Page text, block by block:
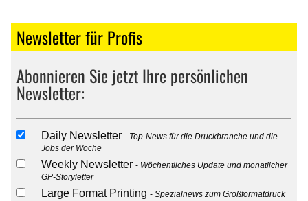
Newsletter für Profis
Abonnieren Sie jetzt Ihre persönlichen
Newsletter:
Daily Newsletter
Top-News für die Druckbranche und die
Jobs der Woche
Weekly Newsletter
Wöchentliches Update und monatlicher
GP-Storyletter
Large Format Printing Spezialnews zum Großformatdruck